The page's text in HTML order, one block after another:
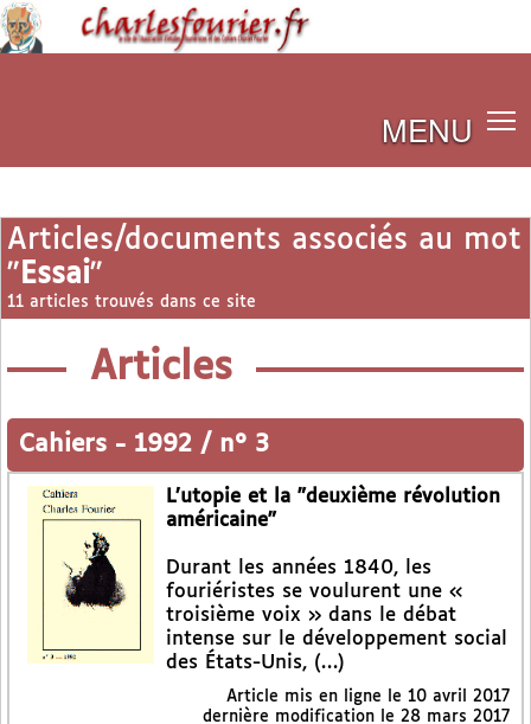
MENU
Articles/documents associés au mot
" Essai"
11 articles trouvés dans ce site
Articles
Cahiers - 1992 / n° 3
L’utopie et la "deuxième révolution
américaine"
Durant les années 1840, les
fouriéristes se voulurent une «
troisième voix » dans le débat
intense sur le développement social
des États-Unis, (…)
Article mis en ligne le 10 avril 2017
dernière modification le 28 mars 2017